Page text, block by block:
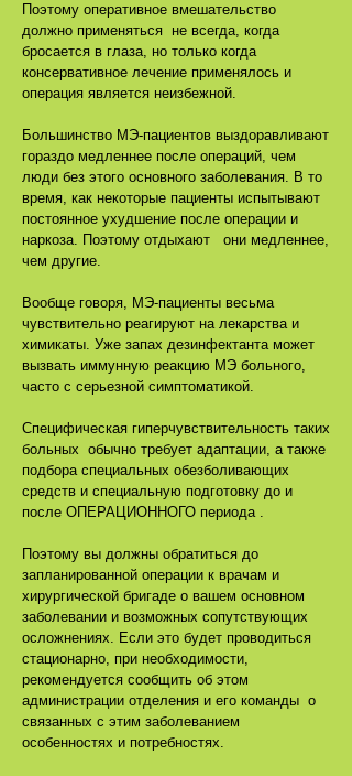
Поэтому оперативное вмешательство
должно применяться не всегда, когда
бросается в глаза, но только когда
консервативное лечение применялось и
операция является неизбежной.
Большинство МЭ-пациентов выздоравливают
гораздо медленнее после операций, чем
люди без этого основного заболевания. В то
время, как некоторые пациенты испытывают
постоянное ухудшение после операции и
наркоза. Поэтому отдыхают они медленнее,
чем другие.
Вообще говоря, МЭ-пациенты весьма
чувствительно реагируют на лекарства и
химикаты. Уже запах дезинфектанта может
вызвать иммунную реакцию МЭ больного,
часто с серьезной симптоматикой.
Специфическая гиперчувствительность таких
больных обычно требует адаптации, а также
подбора специальных обезболивающих
средств и специальную подготовку до и
после ОПЕРАЦИОННОГО периода .
Поэтому вы должны обратиться до
запланированной операции к врачам и
хирургической бригаде о вашем основном
заболевании и возможных сопутствующих
осложнениях. Если это будет проводиться
стационарно, при необходимости,
рекомендуется сообщить об этом
администрации отделения и его команды о
связанных с этим заболеванием
особенностях и потребностях.